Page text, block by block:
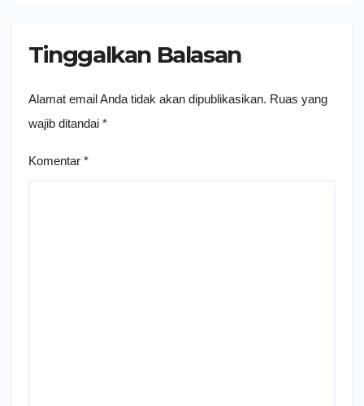
Tinggalkan Balasan
Alamat email Anda tidak akan dipublikasikan. Ruas yang
wajib ditandai *
Komentar *